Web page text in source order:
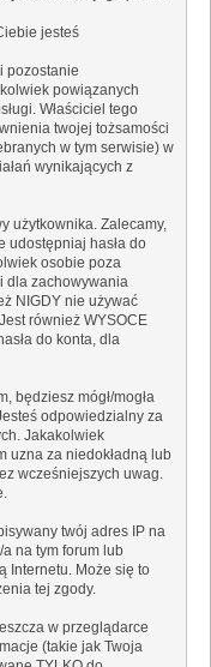
jesteś
pozostanie
powiązanych
Właściciel tego
twojej tożsamości
w tym serwisie) w
wynikających z
użytkownika. Zalecamy,
udostępniaj hasła do
osobie poza
dla zachowywania
NIGDY nie używać
również WYSOCE
do konta, dla
będziesz mógł/mogła
odpowiedzialny za
Jakakolwiek
uzna za niedokładną lub
wcześniejszych uwag.
twój adres IP na
na tym forum lub
Internetu. Może się to
tej zgody.
w przeglądarce
(takie jak Twoja